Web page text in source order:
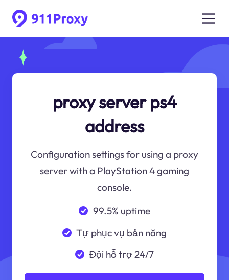
proxy server ps4
address
Configuration settings for using a proxy
server with a PlayStation 4 gaming
console.
99.5% uptime
Tự phục vụ bản năng
Đội hỗ trợ 24/7